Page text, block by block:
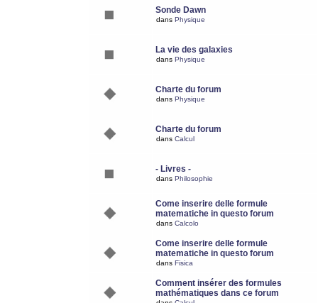
Sonde Dawn
dans Physique
La vie des galaxies
dans Physique
Charte du forum
dans Physique
Charte du forum
dans Calcul
- Livres -
dans Philosophie
Come inserire delle formule
matematiche in questo forum
dans Calcolo
Come inserire delle formule
matematiche in questo forum
dans Fisica
Comment insérer des formules
mathématiques dans ce forum